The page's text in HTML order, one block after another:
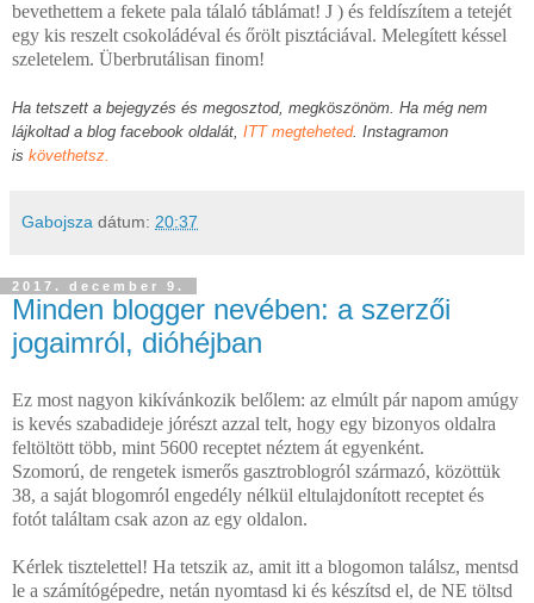
bevethettem a fekete pala tálaló táblámat! J ) és feldíszítem a tetejét
egy kis reszelt csokoládéval és őrölt pisztáciával. Melegített késsel
szeletelem. Überbrutálisan finom!
Ha tetszett a bejegyzés és megosztod, megköszönöm. Ha még nem
lájkoltad a blog facebook oldalát, ITT megteheted. Instagramon
is követhetsz.
Gabojsza dátum: 20:37
2017. december 9.
Minden blogger nevében: a szerzői
jogaimról, dióhéjban
Ez most nagyon kikívánkozik belőlem: az elmúlt pár napom amúgy
is kevés szabadideje jórészt azzal telt, hogy egy bizonyos oldalra
feltöltött több, mint 5600 receptet néztem át egyenként.
Szomorú, de rengetek ismerős gasztroblogról származó, közöttük
38, a saját blogomról engedély nélkül eltulajdonított receptet és
fotót találtam csak azon az egy oldalon.
Kérlek tisztelettel! Ha tetszik az, amit itt a blogomon találsz, mentsd
le a számítógépedre, netán nyomtasd ki és készítsd el, de NE töltsd